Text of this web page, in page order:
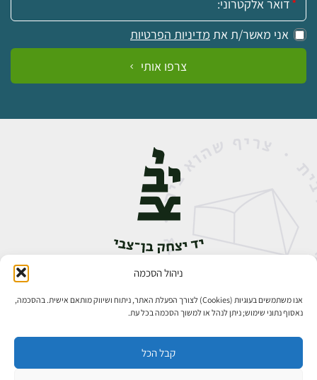
ניהול הסכמה
אנו משתמשים בעוגיות (Cookies) לצורך הפעלת האתר, ניתוח ושיווק מותאם אישית. בהסכמה,
נאסוף נתוני שימוש; ניתן לנהל או למשוך הסכמה בכל עת.
קבל הכל
אני מאשר/ת את מדיניות הפרטיות
צרפו אותי
אבן גבירול 14, רחביה, ירושלים